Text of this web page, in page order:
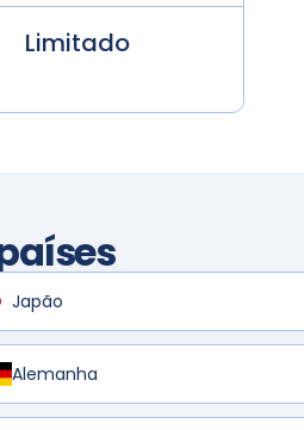
Limitado
Japão
Alemanha